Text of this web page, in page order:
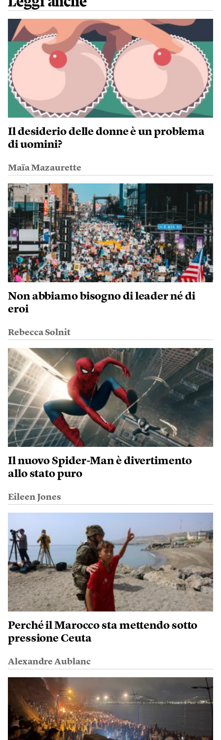
Il desiderio delle donne è un problema
di uomini?
Maïa Mazaurette
Non abbiamo bisogno di leader né di
eroi
Rebecca Solnit
Il nuovo Spider-Man è divertimento
allo stato puro
Eileen Jones
Perché il Marocco sta mettendo sotto
pressione Ceuta
Alexandre Aublanc